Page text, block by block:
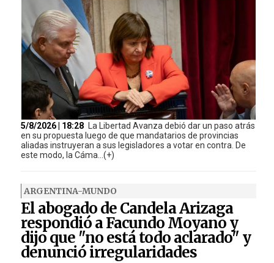
5/8/2026 | 18:28 La Libertad Avanza debió dar un paso atrás
en su propuesta luego de que mandatarios de provincias
aliadas instruyeran a sus legisladores a votar en contra. De
este modo, la Cáma...(+)
ARGENTINA-MUNDO
El abogado de Candela Arizaga
respondió a Facundo Moyano y
dijo que "no está todo aclarado" y
denunció irregularidades